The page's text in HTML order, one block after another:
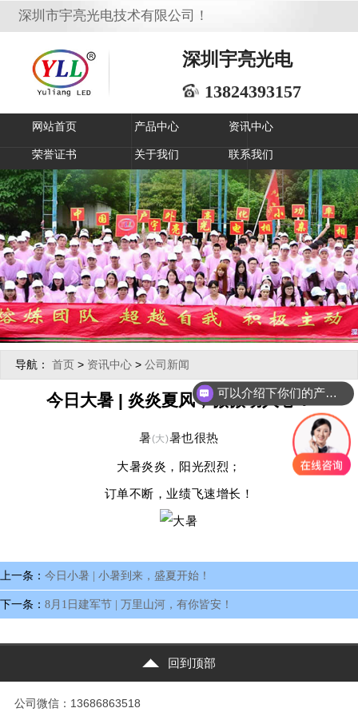
深圳市宇亮光电技术有限公司！
深圳宇亮光电
13824393157
网站首页 产品中心 资讯中心
荣誉证书 关于我们 联系我们
导航： 首页> 资讯中心> 公司新闻
今日大暑 | 炎炎夏风，微微动人心！
暑(大)暑也很热
大暑炎炎，阳光烈烈；
订单不断，业绩飞速增长！
上一条： 今日小暑 | 小暑到来，盛夏开始！
下一条： 8月1日建军节 | 万里山河，有你皆安！
回到顶部
公司微信：13686863518
可以介绍下你们的产品么？